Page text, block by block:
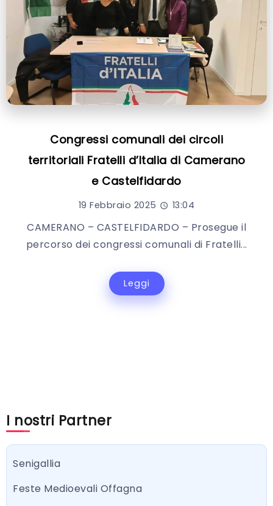
Congressi comunali dei circoli
territoriali Fratelli d’Italia di Camerano
e Castelfidardo
19 Febbraio 2025 13:04
CAMERANO – CASTELFIDARDO – Prosegue il
percorso dei congressi comunali di Fratelli...
Leggi
I nostri Partner
Senigallia
Feste Medioevali Offagna